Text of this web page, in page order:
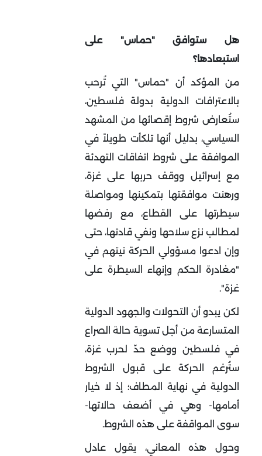
هل ستوافق "حماس" على
استبعادها؟
من المؤكد أن "حماس" التي تُرحب
بالاعترافات الدولية بدولة فلسطين،
ستُعارض شروط إقصائها من المشهد
السياسي، بدليل أنها تلكأت طويلاً في
الموافقة على شروط اتفاقات التهدئة
مع إسرائيل ووقف حربها على غزة،
ورهنت موافقتها بتمكينها ومواصلة
سيطرتها على القطاع، مع رفضها
لمطالب نزع سلاحها ونفي قادتها، حتى
وإن ادعوا مسؤولي الحركة نيتهم في
"مغادرة الحكم وإنهاء السيطرة على
غزة".
لكن يبدو أن التحولات والجهود الدولية
المتسارعة من أجل تسوية حالة الصراع
في فلسطين ووضع حدّ لحرب غزة،
ستُرغم الحركة على قبول الشروط
الدولية في نهاية المطاف؛ إذ لا خيار
أمامها- وهي في أضعف حالاتها-
سوى المواقفة على هذه الشروط.
وحول هذه المعاني، يقول عادل